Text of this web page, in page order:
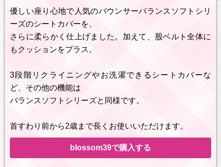
優しい座り心地で人気のバウンサーバランスソフトシリ
ーズのシートカバーを、
さらに柔らかく仕上げました。加えて、股ベルト全体に
もクッションをプラス。
3段階リクライニングやお洗濯できるシートカバーな
ど、その他の機能は
バランスソフトシリーズと同様です。
首すわり前から2歳まで長くお使いいただけます。
blossom39で購入する